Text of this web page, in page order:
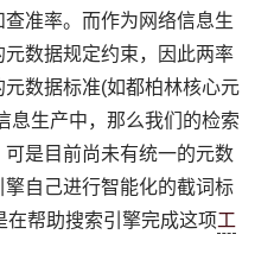
准率。而作为网络信息生
数据规定约束，因此两率
数据标准(如都柏林核心元
息生产中，那么我们的检索
是目前尚未有统一的元数
自己进行智能化的截词标
在帮助搜索引擎完成这项工